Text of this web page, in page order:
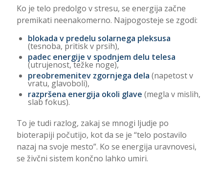
Ko je telo predolgo v stresu, se energija začne
premikati neenakomerno. Najpogosteje se zgodi:
blokada v predelu solarnega pleksusa
(tesnoba, pritisk v prsih),
padec energije v spodnjem delu telesa
(utrujenost, težke noge),
preobremenitev zgornjega dela (napetost v
vratu, glavoboli),
razpršena energija okoli glave (megla v mislih,
slab fokus).
To je tudi razlog, zakaj se mnogi ljudje po
bioterapiji počutijo, kot da se je “telo postavilo
nazaj na svoje mesto”. Ko se energija uravnovesi,
se živčni sistem končno lahko umiri.